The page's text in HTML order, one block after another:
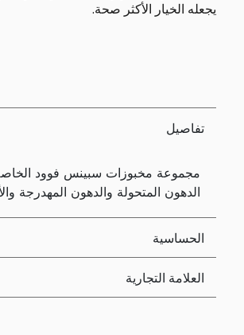
يجعله الخيار الأكثر صحة.
تفاصيل
مجموعة مخبوزات سبينس فوود
الدهون المتحولة والدهون المهدرجة
الحساسية
العلامة التجارية